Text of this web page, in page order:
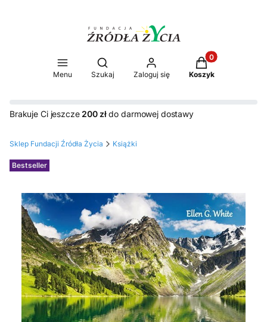
Menu
Otwórz wyszukiwarkę
Szukaj Zaloguj się
Produkty w
Koszyk
Brakuje Ci jeszcze 200 złdo darmowej dostawy
Sklep Fundacji Źródła Życia Książki
Etykiety
Bestseller